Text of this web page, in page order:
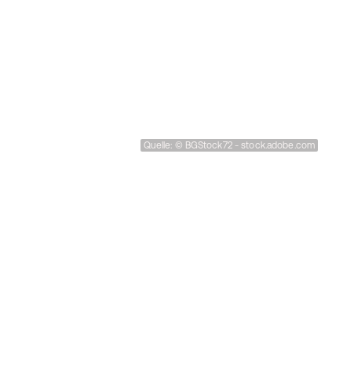
Quelle: © BGStock72 - stock.adobe.com